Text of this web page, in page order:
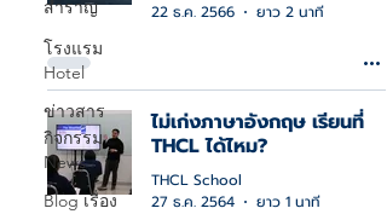
สำราญ
โรงแรม
Hotel
ข่าวสาร
กิจกรรม
News
Blog เรื่อง
22 ธ.ค. 2566
ยาว 2 นาที
ไม่เก่งภาษาอังกฤษ เรียนที่
THCL ได้ไหม?
THCL School
27 ธ.ค. 2564
ยาว 1 นาที